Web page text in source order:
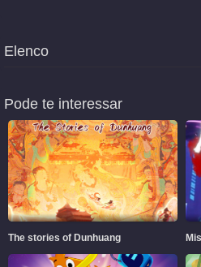
Elenco
Pode te interessar
The stories of Dunhuang